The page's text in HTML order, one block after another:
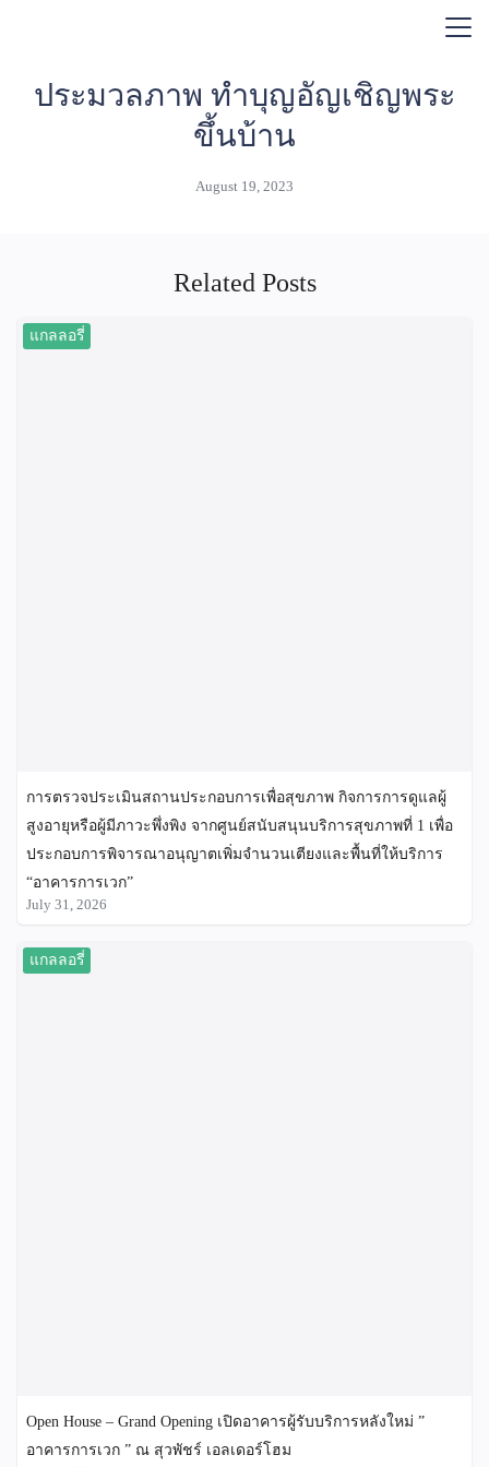
for:ประมวลภาพ ทำบุญอัญเชิญพระ
ขึ้นบ้าน
August 19, 2023
Related Posts
แกลลอรี่
การตรวจประเมินสถานประกอบการเพื่อสุขภาพ กิจการการดูแลผู้
สูงอายุหรือผู้มีภาวะพึ่งพิง จากศูนย์สนับสนุนบริการสุขภาพที่ 1 เพื่อ
ประกอบการพิจารณาอนุญาตเพิ่มจำนวนเตียงและพื้นที่ให้บริการ
“อาคารการเวก”
July 31, 2026
แกลลอรี่
Open House – Grand Opening เปิดอาคารผู้รับบริการหลังใหม่ ”
อาคารการเวก ” ณ สุวพัชร์ เอลเดอร์โฮม